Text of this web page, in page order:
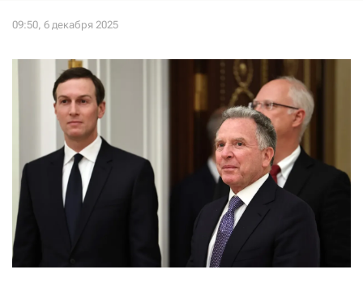
СТАТЬ СОУЧАСТНИКОМ
Если у вас есть вопросы, пишите donate@novayagazeta.ru
звоните:
+7 (929) 612-03-68